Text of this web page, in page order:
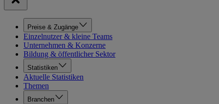
Preise & Zugänge
Einzelnutzer & kleine Teams
Unternehmen & Konzerne
Bildung & öffentlicher Sektor
Statistiken
Aktuelle Statistiken
Themen
Branchen